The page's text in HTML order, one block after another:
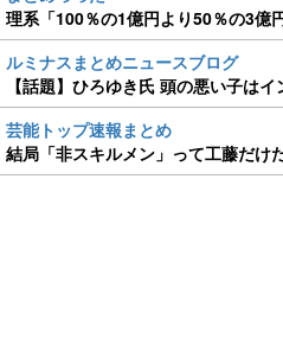
理系「100％の1億円より50％の3億
「はえー」
ルミナスまとめニュースブログ
【話題】ひろゆき氏 頭の悪い子は
芸能トップ速報まとめ
結局「非スキルメン」って工藤だけ